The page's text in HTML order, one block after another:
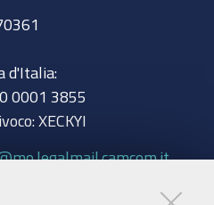
d'Italia:
0001 3855
XECKYI